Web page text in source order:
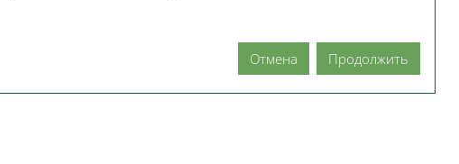
Отмена Продолжить